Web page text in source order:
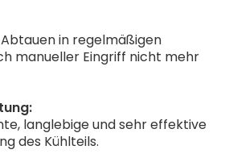
in regelmäßigen
manueller Eingriff nicht mehr
langlebige und sehr effektive
des Kühlteils.